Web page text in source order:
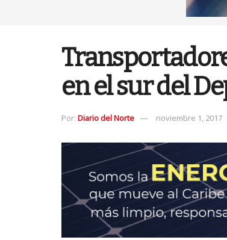
en el sur del
Por: Diario del Norte noviembre 1, 2017